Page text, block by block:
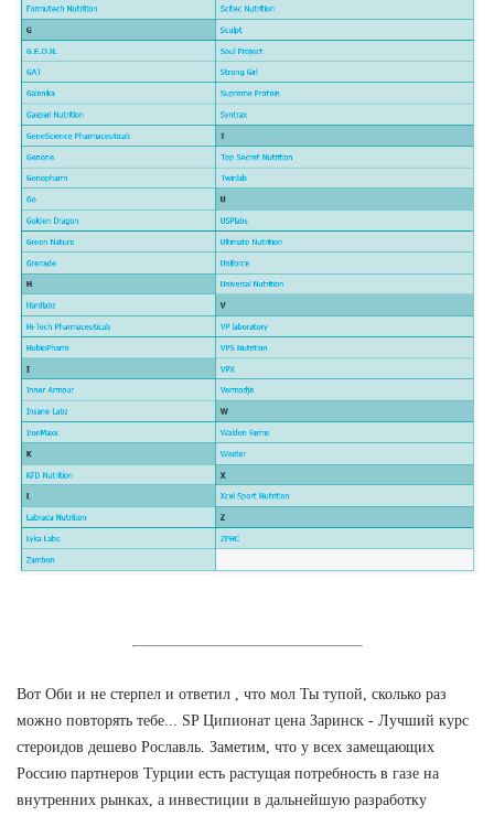
Вот Оби и не стерпел и ответил , что мол Ты тупой, сколько раз
можно повторять тебе... SP Ципионат цена Заринск - Лучший курс
стероидов дешево Рославль. Заметим, что у всех замещающих
Россию партнеров Турции есть растущая потребность в газе на
внутренних рынках, а инвестиции в дальнейшую разработку